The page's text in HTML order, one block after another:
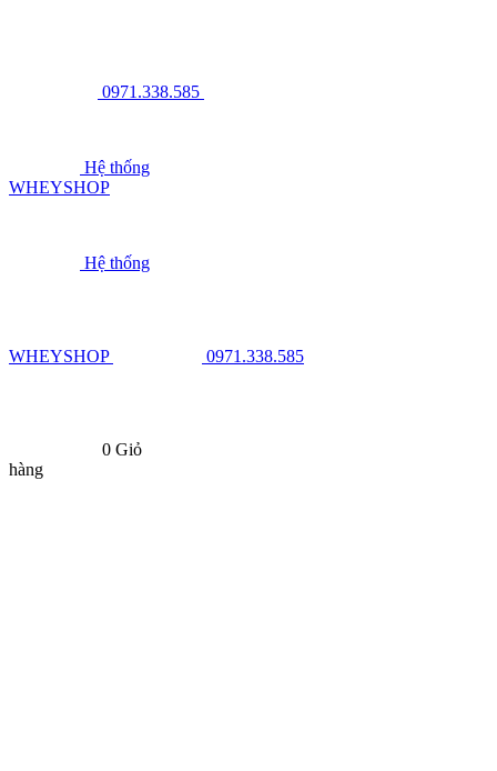
0971.338.585
Hệ thống
WHEYSHOP
Hệ thống
WHEYSHOP 0971.338.585
0 Giỏ
hàng